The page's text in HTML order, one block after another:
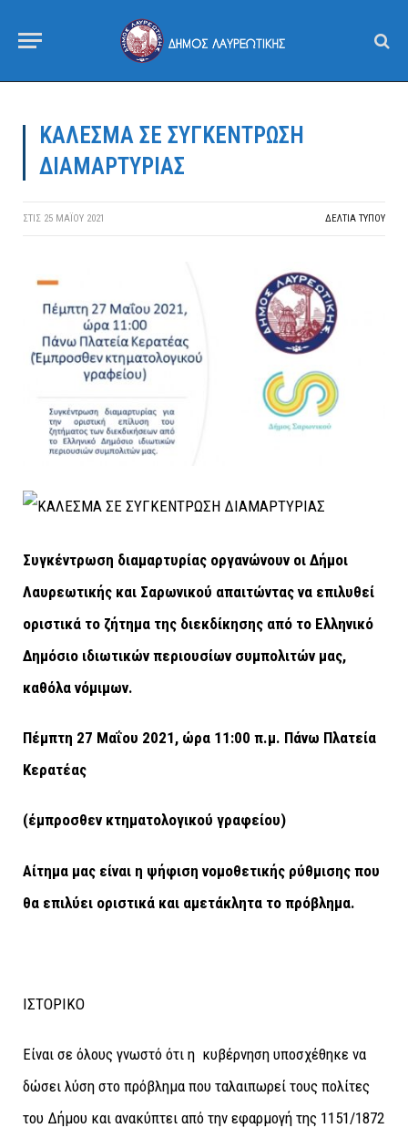
ΚΑΛΕΣΜΑ ΣΕ ΣΥΓΚΕΝΤΡΩΣΗ
ΔΙΑΜΑΡΤΥΡΙΑΣ
ΣΤΙΣ 25 ΜΑΪ́ΟΥ 2021 ΔΕΛΤΙΑ ΤΥΠΟΥ
Συγκέντρωση διαμαρτυρίας οργανώνουν οι Δήμοι
Λαυρεωτικής και Σαρωνικού απαιτώντας να επιλυθεί
οριστικά το ζήτημα της διεκδίκησης από το Ελληνικό
Δημόσιο ιδιωτικών περιουσίων συμπολιτών μας,
καθόλα νόμιμων.
Πέμπτη 27 Μαΐου 2021, ώρα 11:00 π.μ. Πάνω Πλατεία
Κερατέας
(έμπροσθεν κτηματολογικού γραφείου)
Αίτημα μας είναι η ψήφιση νομοθετικής ρύθμισης που
θα επιλύει οριστικά και αμετάκλητα το πρόβλημα.
ΙΣΤΟΡΙΚΟ
Είναι σε όλους γνωστό ότι η κυβέρνηση υποσχέθηκε να
δώσει λύση στο πρόβλημα που ταλαιπωρεί τους πολίτες
του Δήμου και ανακύπτει από την εφαρμογή της 1151/1872